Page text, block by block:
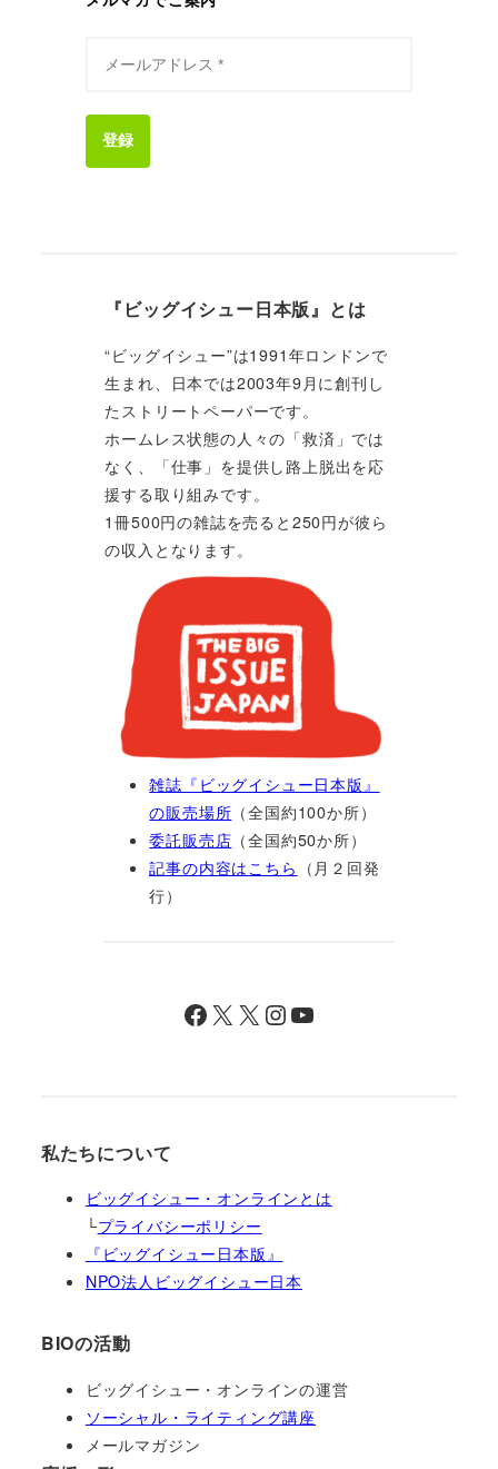
登録
『ビッグイシュー日本版』とは
“ビッグイシュー”は1991年ロンドンで
生まれ、日本では2003年9月に創刊し
たストリートペーパーです。
ホームレス状態の人々の「救済」では
なく、「仕事」を提供し路上脱出を応
援する取り組みです。
1冊500円の雑誌を売ると250円が彼ら
の収入となります。
雑誌『ビッグイシュー日本版』
の販売場所 （全国約100か所）
委託販売店 （全国約50か所）
記事の内容はこちら （月２回発
行）
Facebook X X InstagramYouTube
私たちについて
ビッグイシュー・オンラインとは
└プライバシーポリシー
『ビッグイシュー日本版』
NPO法人ビッグイシュー日本
BIOの活動
ビッグイシュー・オンラインの運営
ソーシャル・ライティング講座
メールマガジン